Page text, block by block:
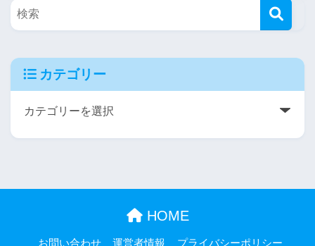
カテゴリー
HOME
お問い合わせ 運営者情報 プライバシーポリシー